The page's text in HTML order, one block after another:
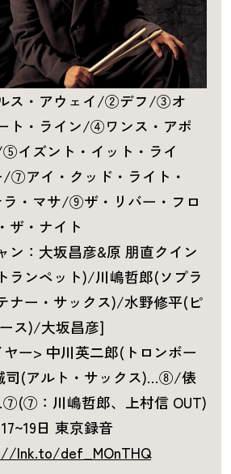
ス・アウェイ/②デフ/③オ
ト・ライン/④ワンス・アポ
イズント・イット・ライ
⑦アイ・クッド・ライト・
・マサ/⑨ザ・リバー・フロ
ザ・ナイト
ン：大坂昌彦&原 朋直クイン
ランペット)/川嶋哲郎(ソプラ
ナー・サックス)/水野修平(ピ
ス)/大坂昌彦]
ー> 中川英二郎(トロンボー
(アルト・サックス)…⑧/俵
：川嶋哲郎、上村信 OUT)
日 東京録音
lnk.to/def_MOnTHQ